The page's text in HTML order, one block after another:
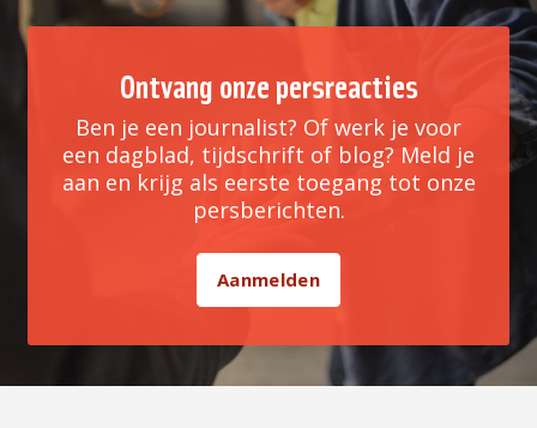
Ontvang onze persreacties
Ben je een journalist? Of werk je voor
een dagblad, tijdschrift of blog? Meld je
aan en krijg als eerste toegang tot onze
persberichten.
Aanmelden